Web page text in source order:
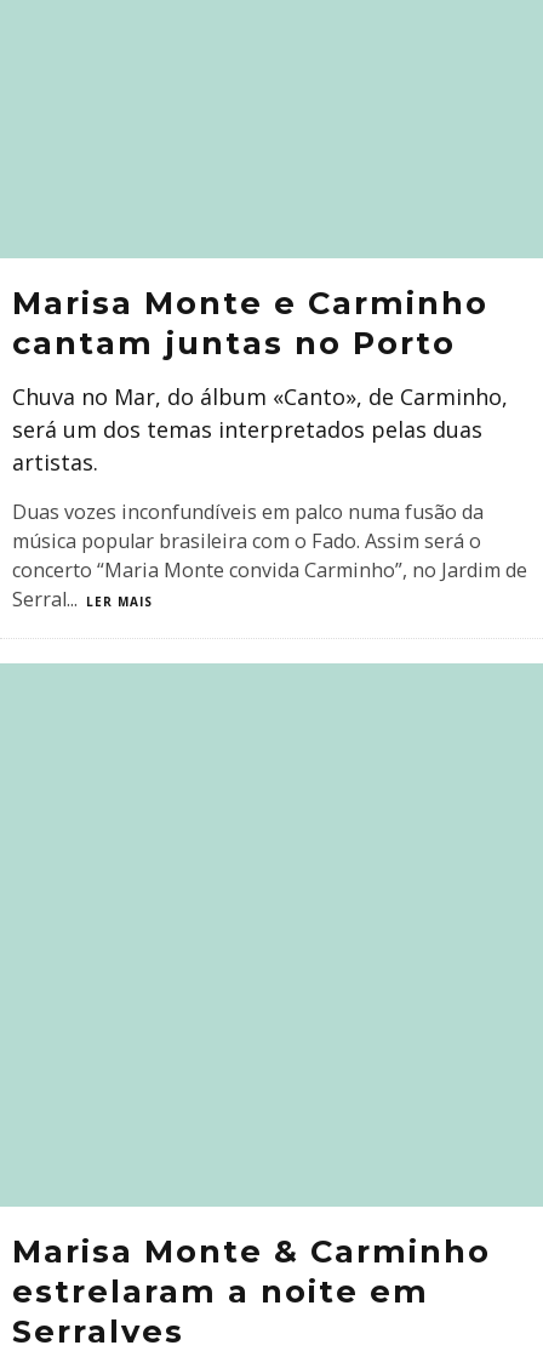
Marisa Monte e Carminho
cantam juntas no Porto
Chuva no Mar, do álbum «Canto», de Carminho,
será um dos temas interpretados pelas duas
artistas.
Duas vozes inconfundíveis em palco numa fusão da
música popular brasileira com o Fado. Assim será o
concerto “Maria Monte convida Carminho”, no Jardim de
Serral... LER MAIS
Marisa Monte & Carminho
estrelaram a noite em
Serralves